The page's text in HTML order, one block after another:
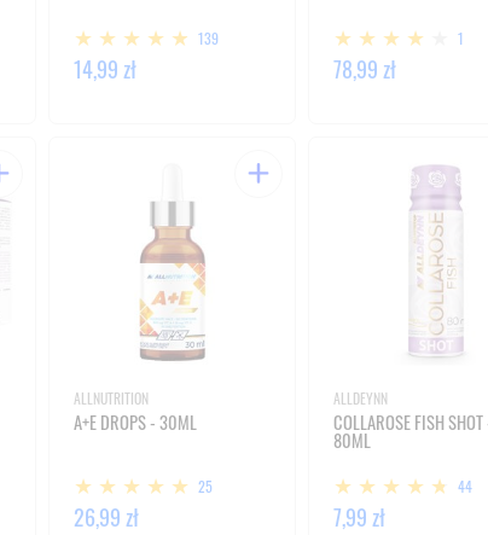
139
14,99 zł
1
78,99 zł
ALLNUTRITION
A+E DROPS - 30ML
25
26,99 zł
ALLDEYNN
COLLAROSE FISH SHOT
80ML
44
7,99 zł